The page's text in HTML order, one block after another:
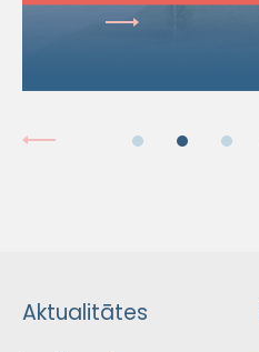
Aktualitātes